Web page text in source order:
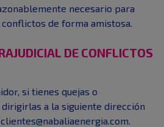
necesario para
de forma amistosa.
DE CONFLICTOS
si tienes quejas o
a la siguiente dirección